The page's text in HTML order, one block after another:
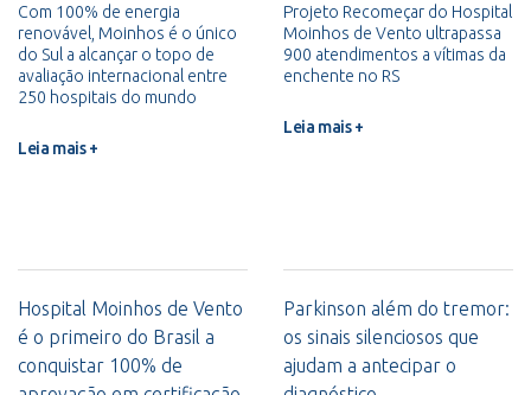
Com 100% de energia
renovável, Moinhos é o único
do Sul a alcançar o topo de
avaliação internacional entre
250 hospitais do mundo
Leia mais +
Projeto Recomeçar do Hospital
Moinhos de Vento ultrapassa
900 atendimentos a vítimas da
enchente no RS
Leia mais +
Hospital Moinhos de Vento
é o primeiro do Brasil a
conquistar 100% de
Parkinson além do tremor:
os sinais silenciosos que
ajudam a antecipar o